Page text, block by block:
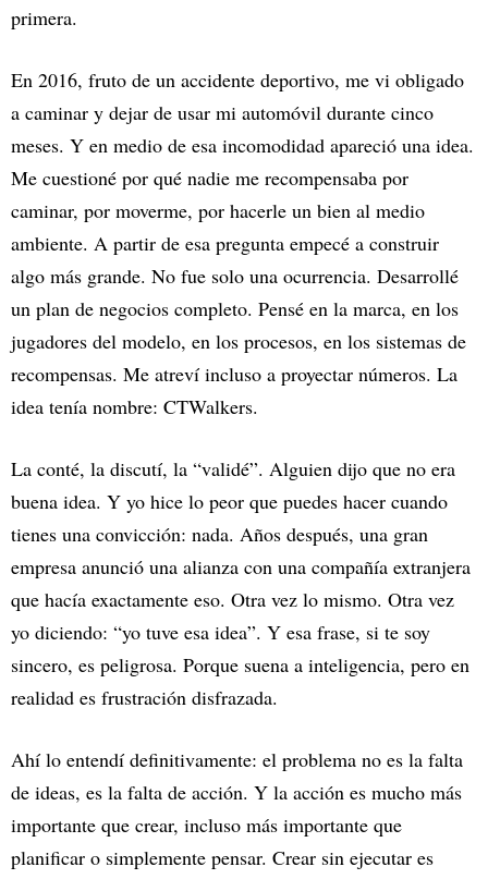
primera.
En 2016, fruto de un accidente deportivo, me vi obligado
a caminar y dejar de usar mi automóvil durante cinco
meses. Y en medio de esa incomodidad apareció una idea.
Me cuestioné por qué nadie me recompensaba por
caminar, por moverme, por hacerle un bien al medio
ambiente. A partir de esa pregunta empecé a construir
algo más grande. No fue solo una ocurrencia. Desarrollé
un plan de negocios completo. Pensé en la marca, en los
jugadores del modelo, en los procesos, en los sistemas de
recompensas. Me atreví incluso a proyectar números. La
idea tenía nombre: CTWalkers.
La conté, la discutí, la “validé”. Alguien dijo que no era
buena idea. Y yo hice lo peor que puedes hacer cuando
tienes una convicción: nada. Años después, una gran
empresa anunció una alianza con una compañía extranjera
que hacía exactamente eso. Otra vez lo mismo. Otra vez
yo diciendo: “yo tuve esa idea”. Y esa frase, si te soy
sincero, es peligrosa. Porque suena a inteligencia, pero en
realidad es frustración disfrazada.
Ahí lo entendí definitivamente: el problema no es la falta
de ideas, es la falta de acción. Y la acción es mucho más
importante que crear, incluso más importante que
planificar o simplemente pensar. Crear sin ejecutar es